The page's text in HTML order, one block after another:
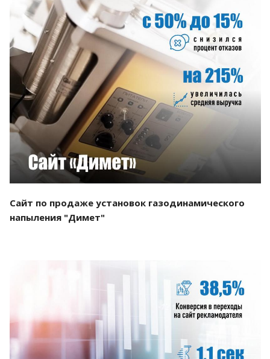
Смотреть проект
Сайт по продаже установок газодинамического
напыления "Димет"